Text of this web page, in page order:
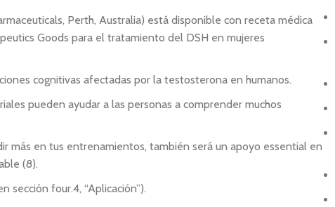
Perth, Australia) está disponible con receta médica
Goods para el tratamiento del DSH en mujeres
cognitivas afectadas por la testosterona en humanos.
pueden ayudar a las personas a comprender muchos
más en tus entrenamientos, también será un apoyo essential en
(8).
sección four.4, “Aplicación”).